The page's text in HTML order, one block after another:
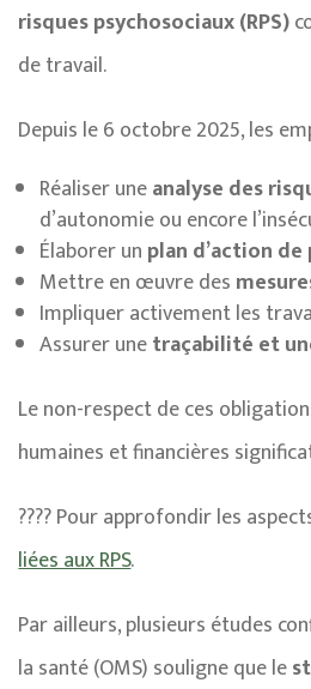
risques psychosociaux (RPS)
de travail.
Depuis le 6 octobre 2025, les
Réaliser uneanalyse des
d’autonomie ou encore
Élaborer un plan d’action
Mettre en œuvre des
Impliquer activement les
Assurer unetraçabilité et
Le non-respect de ces
humaines et financières
???? Pour approfondir les
liées aux RPS.
Par ailleurs, plusieurs études
la santé (OMS) souligne que le